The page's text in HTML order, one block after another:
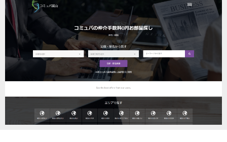
短期入所
訪問＋通い＋宿泊
施設
地域密着型小規模施設